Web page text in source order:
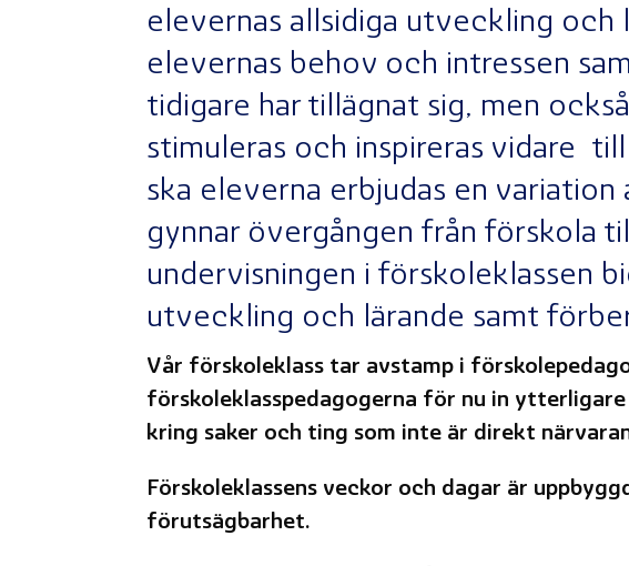
elevernas allsidiga utveckling och
elevernas behov och intressen
tidigare har tillägnat sig, men
stimuleras och inspireras vidare
ska eleverna erbjudas en
gynnar övergången från förskola
undervisningen i förskoleklassen
utveckling och lärande samt
Vår förskoleklass tar avstamp i
förskoleklasspedagogerna för nu in
kring saker och ting som inte är direkt
Förskoleklassens veckor och dagar är
förutsägbarhet.